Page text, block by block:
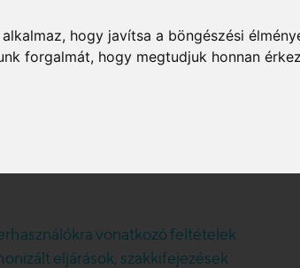
hogy javítsa a böngészési
forgalmát, hogy megtudjuk honnan
EU követelmények
(2024. június 13.) I. melléklet 3.
vonatkozó feltételek
eljárások, szakkifejezések